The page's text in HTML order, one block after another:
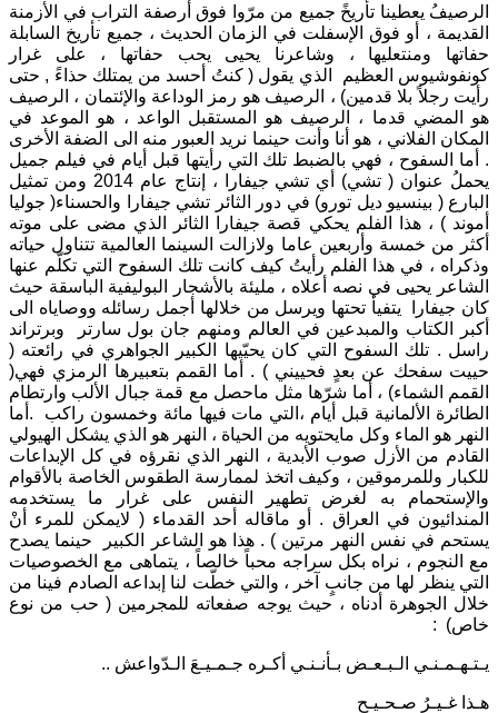
الرصيفُ يعطينا تأريخً جميع من مرّوا فوق أرصفة التراب في الأزمنة
القديمة ، أو فوق الإسفلت في الزمان الحديث ، جميع تأريخ السابلة
حفاتها ومنتعليها ، وشاعرنا يحيى يحب حفاتها ، على غرار
كونفوشيوس العظيم الذي يقول ( كنتُ أحسد من يمتلك حذاءً , حتى
رأيت رجلاً بلا قدمين) ، الرصيف هو رمز الوداعة والإئتمان ، الرصيف
هو المضي قدما ، الرصيف هو المستقبل الواعد ، هو الموعد في
المكان الفلاني ، هو أنا وأنت حينما نريد العبور منه الى الضفة الأخرى
. أما السفوح ، فهي بالضبط تلك التي رأيتها قبل أيام في فيلم جميل
يحملُ عنوان ( تشي) أي تشي جيفارا ، إنتاج عام 2014 ومن تمثيل
البارع ( بينسيو ديل تورو) في دور الثائر تشي جيفارا والحسناء( جوليا
أموند ) ، هذا الفلم يحكي قصة جيفارا الثائر الذي مضى على موته
أكثر من خمسة وأربعين عاما ولازالت السينما العالمية تتناول حياته
وذكراه ، في هذا الفلم رأيتُ كيف كانت تلك السفوح التي تكلّم عنها
الشاعر يحيى في نصه أعلاه ، مليئة بالأشجار البوليفية الباسقة حيث
كان جيفارا يتفيأ تحتها ويرسل من خلالها أجمل رسائله ووصاياه الى
أكبر الكتاب والمبدعين في العالم ومنهم جان بول سارتر وبرتراند
راسل . تلك السفوح التي كان يحيّيها الكبير الجواهري في رائعته (
حييت سفحك عن بعدٍ فحييني ) . أما القمم بتعبيرها الرمزي فهي(
القمم الشماء) ، أما شرّها مثل ماحصل مع قمة جبال الألب وارتطام
الطائرة الألمانية قبل أيام ،التي مات فيها مائة وخمسون راكب .أما
النهر هو الماء وكل مايحتويه من الحياة ، النهر هو الذي يشكل الهيولي
القادم من الأزل صوب الأبدية ، النهر الذي نقرؤه في كل الإبداعات
للكبار وللمرموقين ، وكيف اتخذ لممارسة الطقوس الخاصة بالأقوام
والإستحمام به لغرض تطهير النفس على غرار ما يستخدمه
المندائيون في العراق . أو ماقاله أحد القدماء ( لايمكن للمرء أنْ
يستحم في نفس النهر مرتين ) . هذا هو الشاعر الكبير حينما يصدح
مع النجوم ، نراه بكل سراجه محباً خالصاً ، يتماهى مع الخصوصيات
التي ينظر لها من جانبٍ آخر ، والتي خطّت لنا إبداعه الصادم فينا من
خلال الجوهرة أدناه ، حيث يوجه صفعاته للمجرمين ( حب من نوع
خاص) :
يـتـهـمـنـي الـبـعـض بـأنـنـي أكـره جـمـيـعَ الـدّواعش ..
هـذا غـيـرُ صـحـيـح